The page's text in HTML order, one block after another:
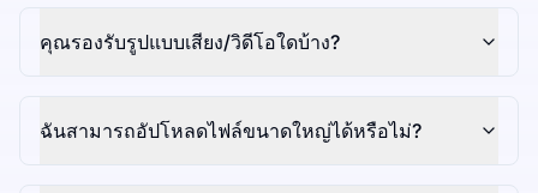
คุณรองรับรูปแบบเสียง/วิดีโอใดบ้าง?
ฉันสามารถอัปโหลดไฟล์ขนาดใหญ่ได้หรือไม่?